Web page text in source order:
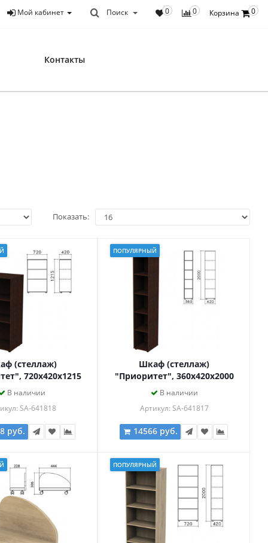
Корзина 0
0
0
Поиск
Мой кабинет
Контакты
Показать:
(стеллаж)
720х420х1215
венге, К-933,
В наличии
SA-641818
руб.
ПОПУЛЯРНЫЙ
Шкаф (стеллаж)
"Приоритет", 360х420х2000
мм, 4 полки, венге, К-932,
В наличии
Артикул: SA-641817
14566 руб.
ПОПУЛЯРНЫЙ